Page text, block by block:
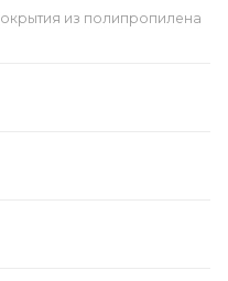
из полипропилена